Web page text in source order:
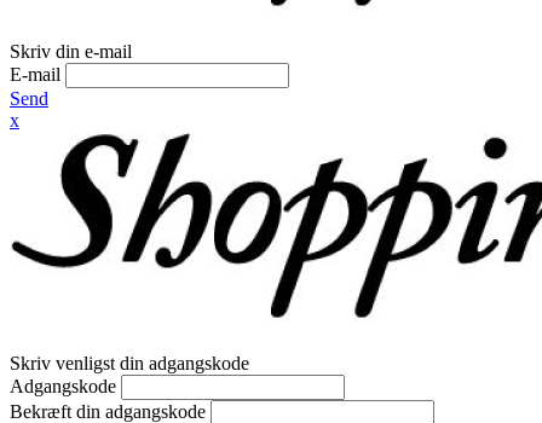
Skriv din e-mail
E-mail
Send
x
Skriv venligst din adgangskode
Adgangskode
Bekræft din adgangskode